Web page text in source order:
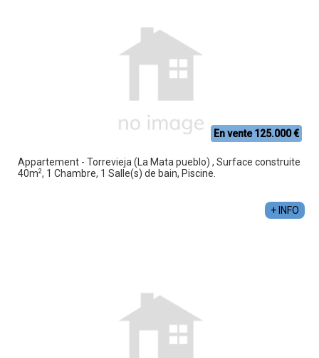
En vente 125.000 €
Appartement - Torrevieja (La Mata pueblo) , Surface construite
40m2, 1 Chambre, 1 Salle(s) de bain, Piscine.
+ INFO